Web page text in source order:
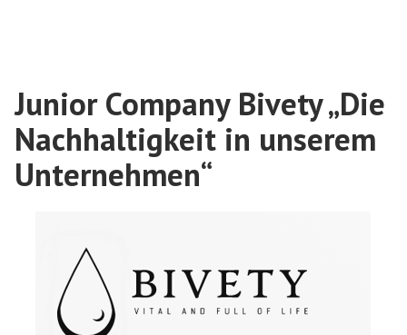
Junior Company Bivety „Die
Nachhaltigkeit in unserem
Unternehmen“